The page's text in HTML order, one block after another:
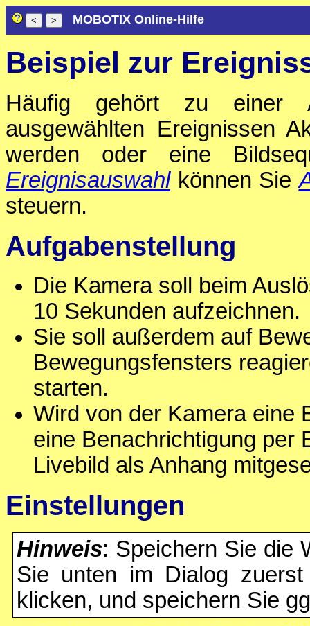
MOBOTIX Online-Hilfe
Beispiel zur
Häufig gehört zu einer
ausgewählten Ereignissen
werden oder eine
Ereignisauswahlkönnen Sie
steuern.
Aufgabenstellung
Die Kamera soll beim
10 Sekunden aufzeichnen.
Sie soll außerdem auf
Bewegungsfensters
starten.
Wird von der Kamera eine
eine Benachrichtigung per
Livebild als Anhang
Einstellungen
Hinweis: Speichern Sie die
Sie unten im Dialog
klicken, und speichern Sie